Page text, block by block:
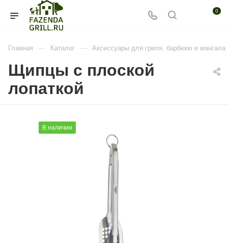
0
Главная — Каталог — Аксессуары для гриля, барбекю и мангала
Щипцы с плоской
лопаткой
В наличии